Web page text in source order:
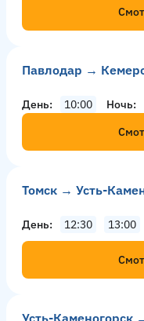
Павлодар →
День 10:00 Ночь
Томск → Усть-
День 12:30 13:00
Усть-Каменогорск